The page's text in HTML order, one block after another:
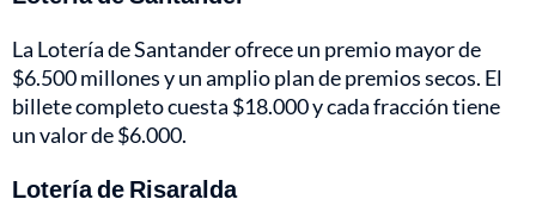
La Lotería de Santander ofrece un premio mayor de
$6.500 millones y un amplio plan de premios secos. El
billete completo cuesta $18.000 y cada fracción tiene
un valor de $6.000.
Lotería de Risaralda